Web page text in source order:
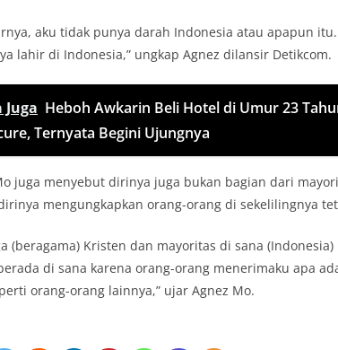
aku tidak punya darah Indonesia atau apapun
lahir di Indonesia,” ungkap Agnez dilansir Detikcom.
Juga Heboh Awkarin Beli Hotel di Umur 23
Ternyata Begini Ujungnya
juga menyebut dirinya juga bukan bagian dari
mengungkapkan orang-orang di sekelilingnya
(beragama) Kristen dan mayoritas di sana
di sana karena orang-orang menerimaku apa
orang-orang lainnya,” ujar Agnez Mo.